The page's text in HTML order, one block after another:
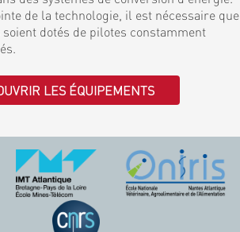
de la technologie, il est nécessaire que
dotés de pilotes constamment
LES ÉQUIPEMENTS